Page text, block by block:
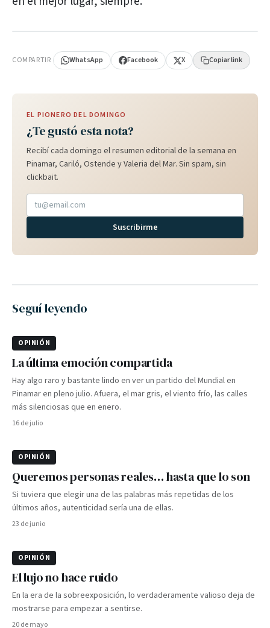
COMPARTIR WhatsApp Facebook X Copiar link
EL PIONERO DEL DOMINGO
¿Te gustó esta nota?
Recibí cada domingo el resumen editorial de la semana en
Pinamar, Cariló, Ostende y Valeria del Mar. Sin spam, sin
clickbait.
Suscribirme
Seguí leyendo
OPINIÓN
La última emoción compartida
Hay algo raro y bastante lindo en ver un partido del Mundial en
Pinamar en pleno julio. Afuera, el mar gris, el viento frío, las calles
más silenciosas que en enero.
16 de julio
OPINIÓN
Queremos personas reales… hasta que lo son
Si tuviera que elegir una de las palabras más repetidas de los
últimos años, autenticidad sería una de ellas.
23 de junio
OPINIÓN
El lujo no hace ruido
En la era de la sobreexposición, lo verdaderamente valioso deja de
mostrarse para empezar a sentirse.
20 de mayo